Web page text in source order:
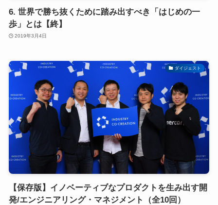
6. 世界で勝ち抜くために踏み出すべき「はじめの一
歩」とは【終】
2019年3月4日
ダイジェスト
【保存版】イノベーティブなプロダクトを生み出す開
発/エンジニアリング・マネジメント（全10回）